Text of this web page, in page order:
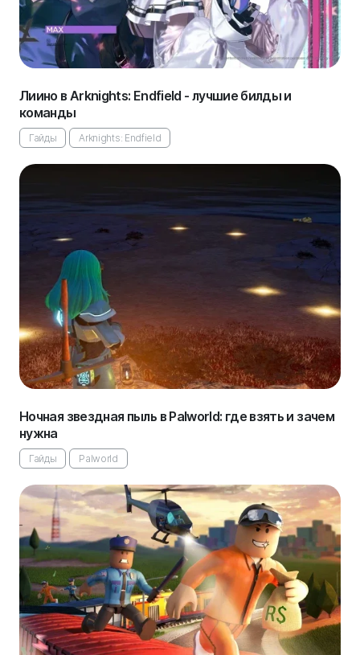
Лиино в Arknights: Endfield - лучшие билды и
команды
Гайды Arknights: Endfield
Ночная звездная пыль в Palworld: где взять и зачем
нужна
Гайды Palworld